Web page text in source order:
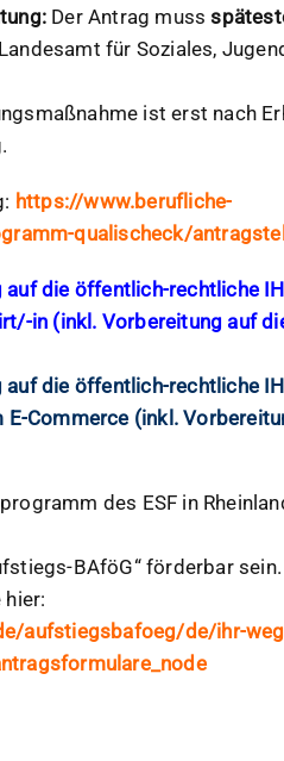
Der Antrag muss
für Soziales,
ist erst nach
https://www.berufliche-
qualischeck/
die öffentlich-rechtliche
in (inkl. Vorbereitung auf
die öffentlich-rechtliche
Commerce (inkl.
des ESF in
BAföG“ förderbar
aufstiegsbafoeg/de/ihr-